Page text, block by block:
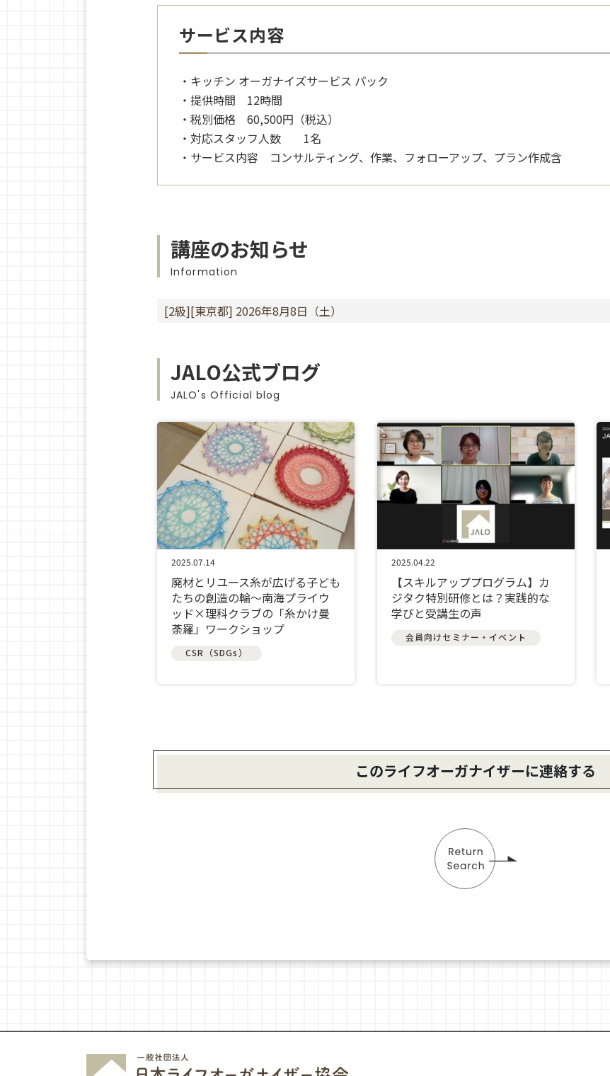
サービス内容
・キッチン オーガナイズサービス パック
・提供時間 12時間
・税別価格 60,500円（税込）
・対応スタッフ人数 1名
・サービス内容 コンサルティング、作業、フォローアップ、プラン作成含
講座のお知らせ
Information
[2級][東京都] 2026年8月8日（土）
JALO公式ブログ
JALO's Official blog
2025.07.14
廃材とリユース糸が広げる子ども
たちの創造の輪～南海プライウ
ッド×理科クラブの「糸かけ曼
荼羅」ワークショップ
CSR（SDGs）
2025.04.22
【スキルアッププログラム】カ
ジタク特別研修とは？実践的な
学びと受講生の声
会員向けセミナー・イベント
このライフオーガナイザーに連絡する